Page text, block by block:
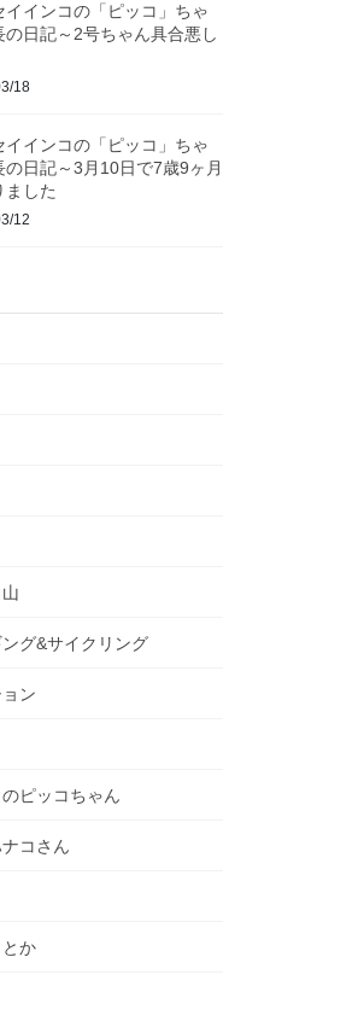
イインコの「ピッコ」ちゃ
の日記～2号ちゃん具合悪し
18
イインコの「ピッコ」ちゃ
の日記～3月10日で7歳9ヶ月
ました
12
グ&サイクリング
ン
ピッコちゃん
コさん
か